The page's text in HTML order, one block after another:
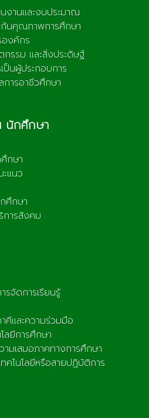
านและงบประมาณ
กันคุณภาพการศึกษา
องค์กร
รรม และสิ่งประดิษฐ์
ป็นผู้ประกอบการ
การอาชีวศึกษา
นักศึกษา
กษา
แนว
ศึกษา
การสังคม
จัดการเรียนรู้
คีและความร่วมมือ
ลยีการศึกษา
ามเสมอภาคทางการศึกษา
โนโลยีหรือสายปฏิบัติการ